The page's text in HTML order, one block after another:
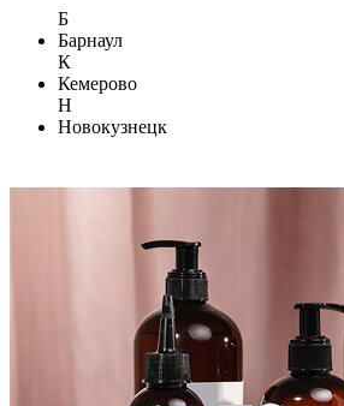
Б
Барнаул
К
Кемерово
Н
Новокузнецк